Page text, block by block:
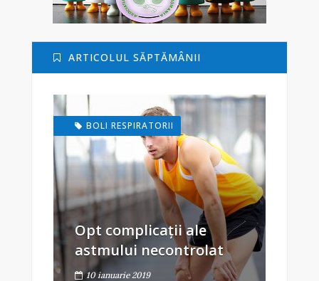
ARTICOLUL SĂPTĂMÂNII
BOLI RESPIRATORII
Opt complicații ale
astmului necontrolat
10 ianuarie 2019